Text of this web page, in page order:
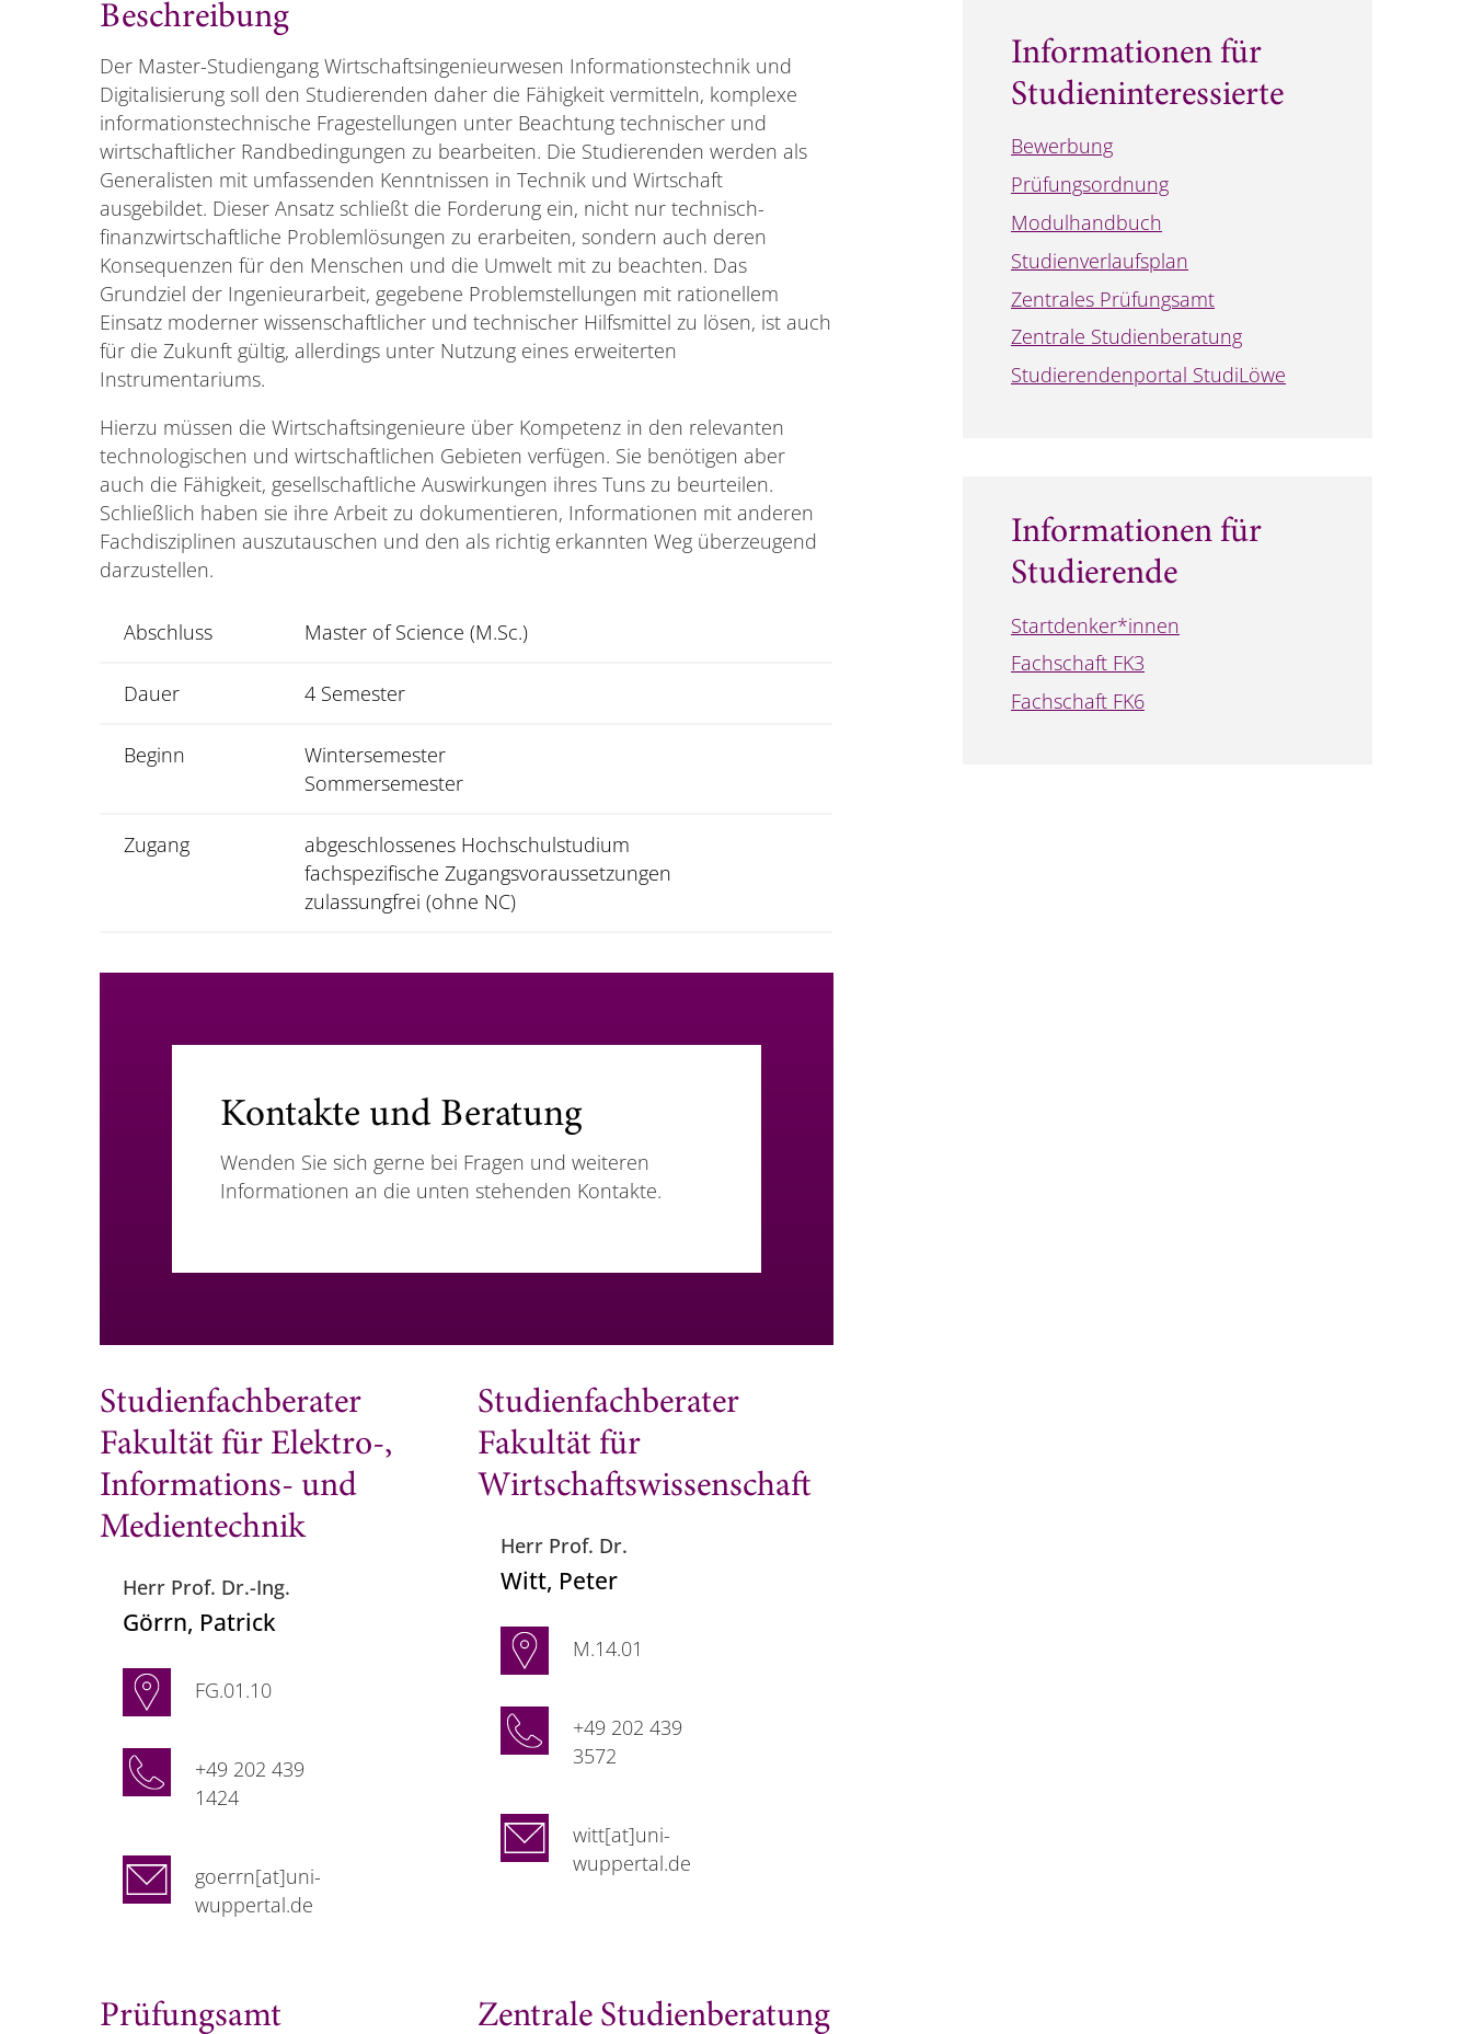
Beschreibung
Der Master-Studiengang Wirtschaftsingenieurwesen Informationstechnik und
Digitalisierung soll den Studierenden daher die Fähigkeit vermitteln, komplexe
informationstechnische Fragestellungen unter Beachtung technischer und
wirtschaftlicher Randbedingungen zu bearbeiten. Die Studierenden werden als
Generalisten mit umfassenden Kenntnissen in Technik und Wirtschaft
ausgebildet. Dieser Ansatz schließt die Forderung ein, nicht nur technisch-
finanzwirtschaftliche Problemlösungen zu erarbeiten, sondern auch deren
Konsequenzen für den Menschen und die Umwelt mit zu beachten. Das
Grundziel der Ingenieurarbeit, gegebene Problemstellungen mit rationellem
Einsatz moderner wissenschaftlicher und technischer Hilfsmittel zu lösen, ist auch
für die Zukunft gültig, allerdings unter Nutzung eines erweiterten
Instrumentariums.
Hierzu müssen die Wirtschaftsingenieure über Kompetenz in den relevanten
technologischen und wirtschaftlichen Gebieten verfügen. Sie benötigen aber
auch die Fähigkeit, gesellschaftliche Auswirkungen ihres Tuns zu beurteilen.
Schließlich haben sie ihre Arbeit zu dokumentieren, Informationen mit anderen
Fachdisziplinen auszutauschen und den als richtig erkannten Weg überzeugend
darzustellen.
Abschluss Master of Science (M.Sc.)
Dauer 4 Semester
Beginn
Wintersemester
Sommersemester
Zugang
abgeschlossenes Hochschulstudium
fachspezifische Zugangsvoraussetzungen
zulassungfrei (ohne NC)
Kontakte und Beratung
Wenden Sie sich gerne bei Fragen und weiteren
Informationen an die unten stehenden Kontakte.
Studienfachberater
Fakultät für Elektro-,
Informations- und
Medientechnik
Herr Prof. Dr.-Ing.
Görrn, Patrick
FG.01.10
+49 202 439
1424
goerrn[at]uni-
wuppertal.de
Studienfachberater
Fakultät für
Wirtschaftswissenschaft
Herr Prof. Dr.
Witt, Peter
M.14.01
+49 202 439
3572
witt[at]uni-
wuppertal.de
Prüfungsamt Zentrale Studienberatung
Informationen für
Studieninteressierte
Bewerbung
Prüfungsordnung
Modulhandbuch
Studienverlaufsplan
Zentrales Prüfungsamt
Zentrale Studienberatung
Studierendenportal StudiLöwe
Informationen für
Studierende
Startdenker*innen
Fachschaft FK3
Fachschaft FK6